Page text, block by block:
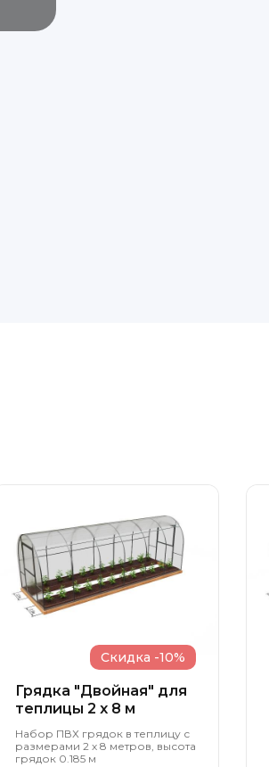
Грядка "Двойная" для
теплицы 2 x 8 м
Набор ПВХ грядок в теплицу с
размерами 2 х 8 метров, высота
грядок 0.185 м
Скидка -10%